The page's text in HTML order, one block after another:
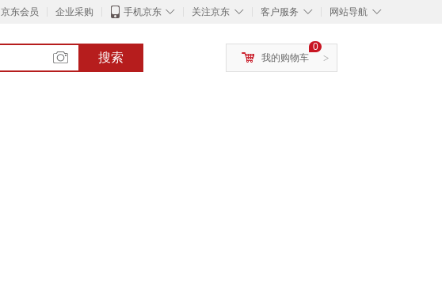
京东会员 企业采购 ◇
手机京东 ◇
关注京东 ◇
客户服务 ◇
网站导航
搜索 >
0
我的购物车